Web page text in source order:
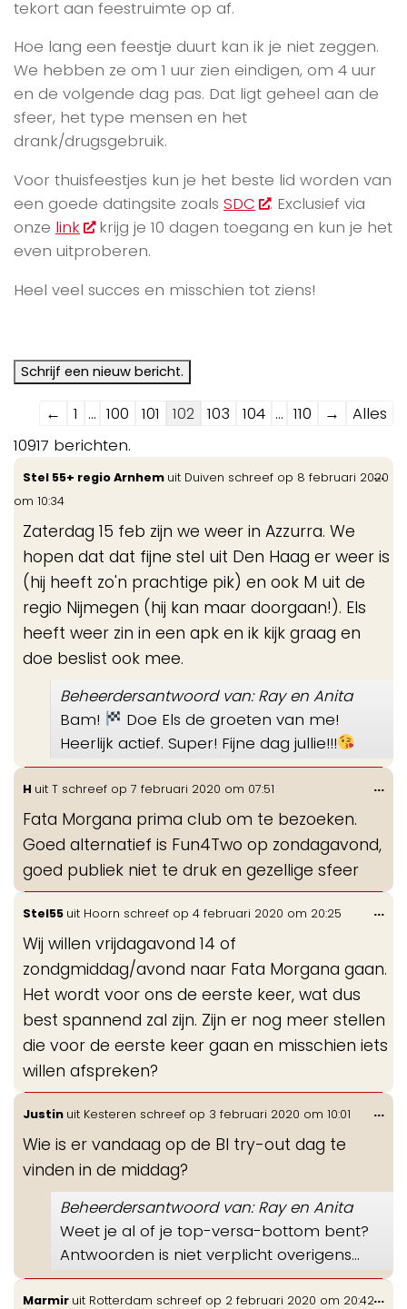
tekort aan feestruimte op af.
Hoe lang een feestje duurt kan ik je niet zeggen.
We hebben ze om 1 uur zien eindigen, om 4 uur
en de volgende dag pas. Dat ligt geheel aan de
sfeer, het type mensen en het
drank/drugsgebruik.
Voor thuisfeestjes kun je het beste lid worden van
een goede datingsite zoals SDC
. Exclusief via
onze link
krijg je 10 dagen toegang en kun je het
even uitproberen.
Heel veel succes en misschien tot ziens!
Navigatie
door
de
gastenboek-
lijst
← 1 ... 100 101 102 103 104 ... 110 →
Alles
10917 berichten.
Stel 55+ regio Arnhem uit Duiven schreef op 8 februari 2020
om 10:34
Zaterdag 15 feb zijn we weer in Azzurra. We
hopen dat dat fijne stel uit Den Haag er weer is
(hij heeft zo'n prachtige pik) en ook M uit de
regio Nijmegen (hij kan maar doorgaan!). Els
heeft weer zin in een apk en ik kijk graag en
doe beslist ook mee.
Beheerdersantwoord van: Ray en Anita
Bam!
Doe Els de groeten van me!
Heerlijk actief. Super! Fijne dag jullie!!!
...
H uit T schreef op 7 februari 2020 om 07:51
Fata Morgana prima club om te bezoeken.
Goed alternatief is Fun4Two op zondagavond,
goed publiek niet te druk en gezellige sfeer
...
Stel55 uit Hoorn schreef op 4 februari 2020 om 20:25
Wij willen vrijdagavond 14 of
zondgmiddag/avond naar Fata Morgana gaan.
Het wordt voor ons de eerste keer, wat dus
best spannend zal zijn. Zijn er nog meer stellen
die voor de eerste keer gaan en misschien iets
willen afspreken?
...
Justin uit Kesteren schreef op 3 februari 2020 om 10:01
Wie is er vandaag op de BI try-out dag te
vinden in de middag?
Beheerdersantwoord van: Ray en Anita
Weet je al of je top-versa-bottom bent?
Antwoorden is niet verplicht overigens...
...
Marmir uit Rotterdam schreef op 2 februari 2020 om 20:42...